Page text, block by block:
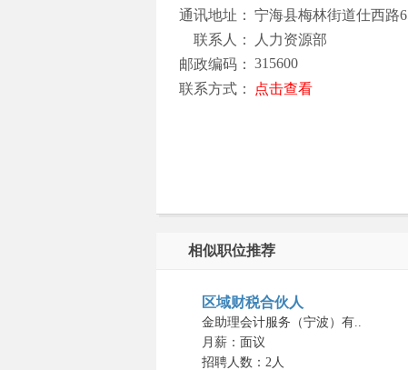
通讯地址：
宁海县梅林街道仕西路
联系人：
人力资源部
邮政编码：
315600
联系方式：
点击查看
相似职位推荐
区域财税合伙人
金助理会计服务（宁波）有..
月薪：面议
招聘人数：2人